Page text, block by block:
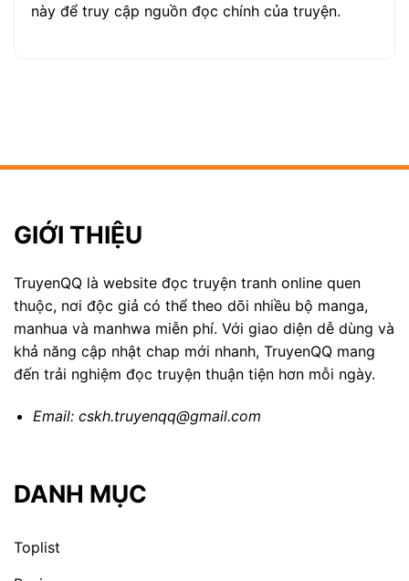
này để truy cập nguồn đọc chính của truyện.
GIỚI THIỆU
TruyenQQ là website đọc truyện tranh online quen
thuộc, nơi độc giả có thể theo dõi nhiều bộ manga,
manhua và manhwa miễn phí. Với giao diện dễ dùng và
khả năng cập nhật chap mới nhanh, TruyenQQ mang
đến trải nghiệm đọc truyện thuận tiện hơn mỗi ngày.
Email: cskh.truyenqq@gmail.com
DANH MỤC
Toplist